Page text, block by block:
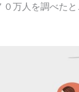
０万人を調べた